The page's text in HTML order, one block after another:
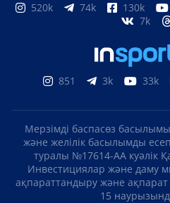
520k 74k 130k
7k
851 3k 33k
Мерзімді баспасөз
және желілік басылымды
туралы №17614-АА куәлік
Инвестициялар және даму
ақпараттандыру және
15